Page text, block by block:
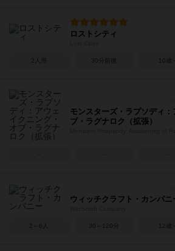
ロストシティ
2人用 30分前後 10歳～
モンスターズ・ラプソディ
ブ・ラグナロク（拡張）
ウィッチクラフト・カンパニ
2～6人 30～120分 12歳～